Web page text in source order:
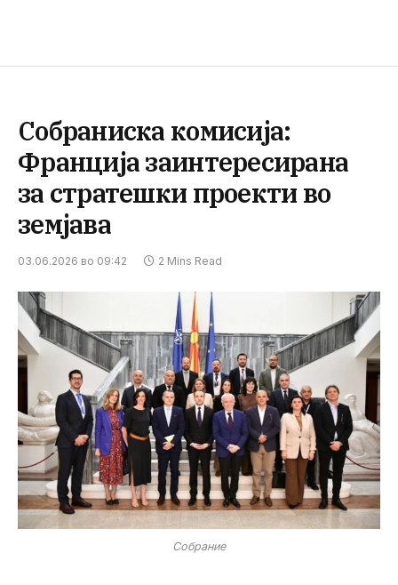
Собраниска комисија:
Франција заинтересирана
за стратешки проекти во
земјава
03.06.2026 во 09:42 2 Mins Read
Собрание